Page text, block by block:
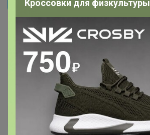
Главная
Вход
Кроссовки для физкультуры